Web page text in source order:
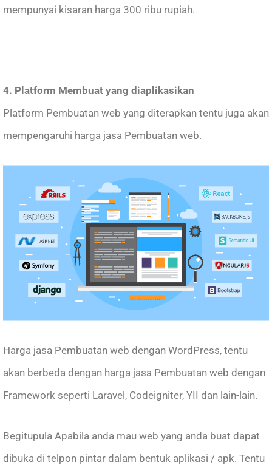
mempunyai kisaran harga 300 ribu rupiah.
4. Platform Membuat yang diaplikasikan
Platform Pembuatan web yang diterapkan tentu juga akan
mempengaruhi harga jasa Pembuatan web.
Harga jasa Pembuatan web dengan WordPress, tentu
akan berbeda dengan harga jasa Pembuatan web dengan
Framework seperti Laravel, Codeigniter, YII dan lain-lain.
Begitupula Apabila anda mau web yang anda buat dapat
dibuka di telpon pintar dalam bentuk aplikasi / apk. Tentu